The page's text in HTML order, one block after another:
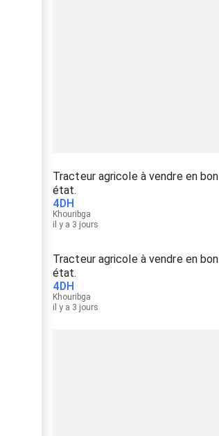
Tracteur agricole à vendre en bon
état.
4DH
Khouribga
il y a 3 jours
Tracteur agricole à vendre en bon
état.
4DH
Khouribga
il y a 3 jours